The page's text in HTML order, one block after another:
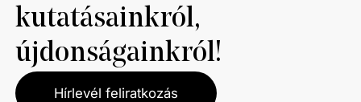
kutatásainkról,
újdonságainkról!
Hírlevél feliratkozás